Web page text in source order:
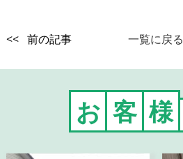
<< 前の記事 一覧に戻る
お 客 様